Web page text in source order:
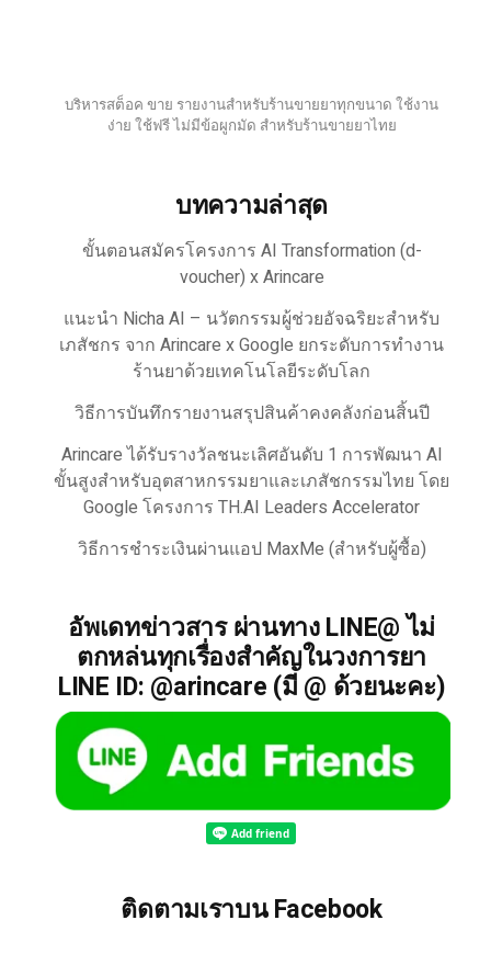
บริหารสต็อค ขาย รายงานสำหรับร้านขายยาทุกขนาด ใช้งาน
ง่าย ใช้ฟรี ไม่มีข้อผูกมัด สำหรับร้านขายยาไทย
บทความล่าสุด
ขั้นตอนสมัครโครงการ AI Transformation (d-
voucher) x Arincare
แนะนำ Nicha AI – นวัตกรรมผู้ช่วยอัจฉริยะสำหรับ
เภสัชกร จาก Arincare x Google ยกระดับการทำงาน
ร้านยาด้วยเทคโนโลยีระดับโลก
วิธีการบันทึกรายงานสรุปสินค้าคงคลังก่อนสิ้นปี
Arincare ได้รับรางวัลชนะเลิศอันดับ 1 การพัฒนา AI
ขั้นสูงสำหรับอุตสาหกรรมยาและเภสัชกรรมไทย โดย
Google โครงการ TH.AI Leaders Accelerator
วิธีการชำระเงินผ่านแอป MaxMe (สำหรับผู้ซื้อ)
อัพเดทข่าวสาร ผ่านทาง LINE@ ไม่
ตกหล่นทุกเรื่องสำคัญในวงการยา
LINE ID: @arincare (มี @ ด้วยนะคะ)
ติดตามเราบน Facebook